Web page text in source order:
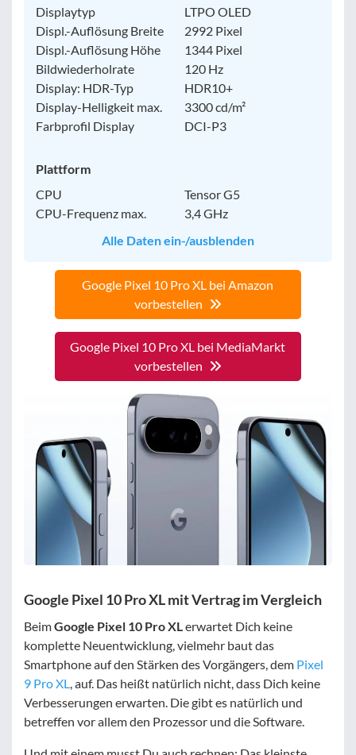
Displaytyp
LTPO OLED
Displ.-Auflösung Breite
2992 Pixel
Displ.-Auflösung Höhe
1344 Pixel
Bildwiederholrate
120 Hz
Display: HDR-Typ
HDR10+
Display-Helligkeit max.
3300 cd/m²
Farbprofil Display
DCI-P3
Plattform
CPU
Tensor G5
CPU-Frequenz max.
3,4 GHz
Alle Daten ein-/ausblenden
Google Pixel 10 Pro XL bei Amazon
vorbestellen
Google Pixel 10 Pro XL bei MediaMarkt
vorbestellen
Google Pixel 10 Pro XL mit Vertrag im Vergleich
BeimGoogle Pixel 10 Pro XL erwartet Dich keine
komplette Neuentwicklung, vielmehr baut das
Smartphone auf den Stärken des Vorgängers, dem Pixel
9 Pro XL , auf. Das heißt natürlich nicht, dass Dich keine
Verbesserungen erwarten. Die gibt es natürlich und
betreffen vor allem den Prozessor und die Software.